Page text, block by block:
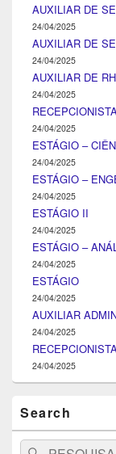
AUXILIAR DE
24/04/2025
AUXILIAR DE
24/04/2025
AUXILIAR DE
24/04/2025
24/04/2025
ESTÁGIO –
24/04/2025
ESTÁGIO –
24/04/2025
ESTÁGIO II
24/04/2025
ESTÁGIO –
24/04/2025
ESTÁGIO
24/04/2025
AUXILIAR
24/04/2025
24/04/2025
Search
SearchPesquisar